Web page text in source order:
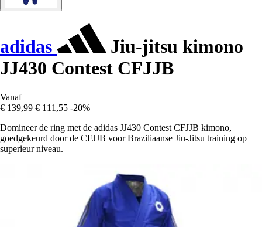
adidas
Jiu-jitsu kimono
JJ430 Contest CFJJB
Vanaf
€ 139,99 € 111,55 -20%
Domineer de ring met de adidas JJ430 Contest CFJJB kimono,
goedgekeurd door de CFJJB voor Braziliaanse Jiu-Jitsu training op
superieur niveau.